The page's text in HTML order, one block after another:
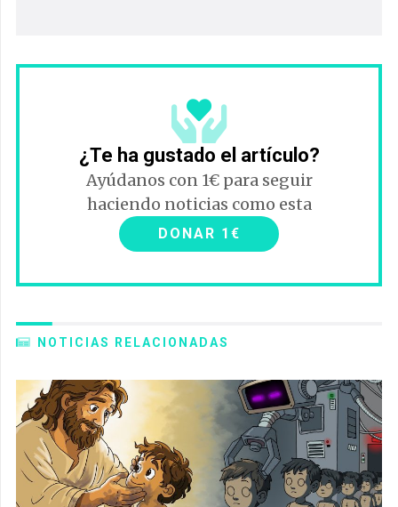
¿Te ha gustado el artículo?
Ayúdanos con 1€ para seguir
haciendo noticias como esta
DONAR 1€
NOTICIAS RELACIONADAS